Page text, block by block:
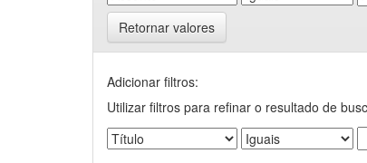
Retornar valores
Adicionar filtros:
Utilizar filtros para refinar o resultado de